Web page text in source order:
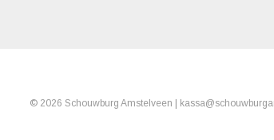
© 2026 Schouwburg Amstelveen | kassa@